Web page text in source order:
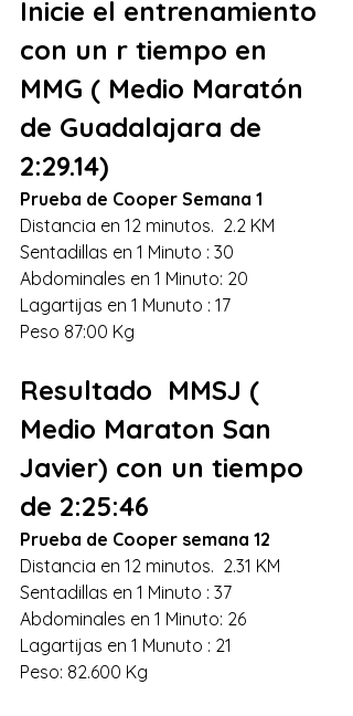
Inicie el entrenamiento
con un r tiempo en
MMG ( Medio Maratón
de Guadalajara de
2:29.14)
Prueba de Cooper Semana 1
Distancia en 12 minutos.  2.2 KM
Sentadillas en 1 Minuto : 30
Abdominales en 1 Minuto: 20
Lagartijas en 1 Munuto : 17
Peso 87:00 Kg
Resultado  MMSJ (
Medio Maraton San
Javier) con un tiempo
de 2:25:46
Prueba de Cooper semana 12
Distancia en 12 minutos.  2.31 KM
Sentadillas en 1 Minuto : 37
Abdominales en 1 Minuto: 26
Lagartijas en 1 Munuto : 21
Peso: 82.600 Kg